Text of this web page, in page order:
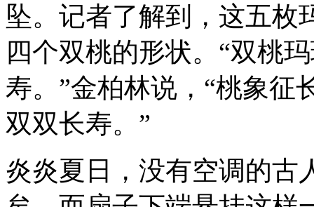
坠。记者了解到，这五枚
四个双桃的形状。“双桃
寿。”金柏林说，“桃象征
双双长寿。”
炎炎夏日，没有空调的古